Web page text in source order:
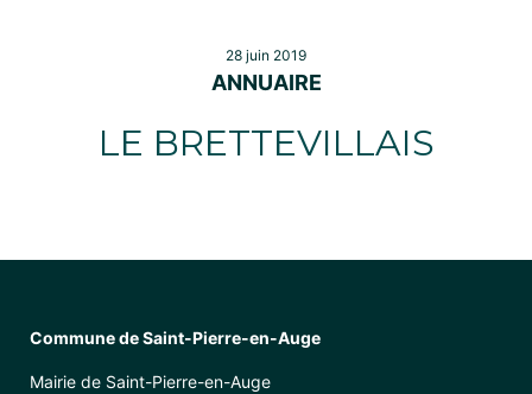
28 juin 2019
ANNUAIRE
LE BRETTEVILLAIS
Commune de Saint-Pierre-en-Auge
Mairie de Saint-Pierre-en-Auge